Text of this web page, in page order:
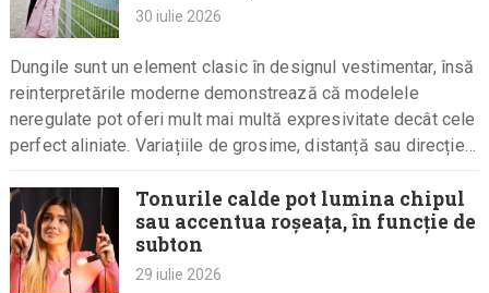
30 iulie 2026
Dungile sunt un element clasic în designul vestimentar, însă
reinterpretările moderne demonstrează că modelele
neregulate pot oferi mult mai multă expresivitate decât cele
perfect aliniate. Variațiile de grosime, distanță sau direcție
Tonurile calde pot lumina chipul
sau accentua roșeața, în funcție de
subton
29 iulie 2026